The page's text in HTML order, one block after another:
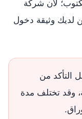
لأن شركة
لديك وثيقة دخول
التأكد من
وقد تختلف مدة